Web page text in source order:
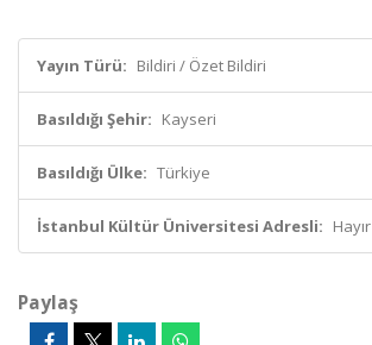
Yayın Türü: Bildiri / Özet Bildiri
Basıldığı Şehir: Kayseri
Basıldığı Ülke: Türkiye
İstanbul Kültür Üniversitesi Adresli: Hayır
Paylaş